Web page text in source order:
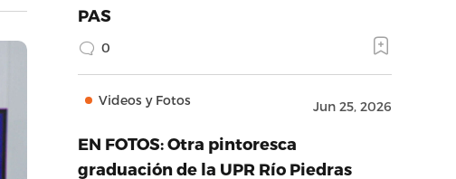
PAS
0
Videos y Fotos Jun 25, 2026
EN FOTOS: Otra pintoresca
graduación de la UPR Río Piedras